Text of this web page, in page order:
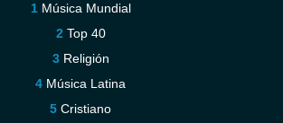
Música Mundial
Top 40
Religión
Música Latina
Cristiano